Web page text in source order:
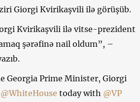
Giorgi Kvirikaşvili ilə görüşüb.
Kvirikaşvili ilə vitse-prezident
şərəfinə nail oldum”, –
Georgia Prime Minister, Giorgi
@WhiteHouse today with @VP